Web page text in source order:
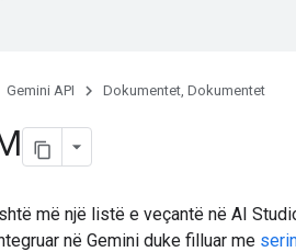
Gemini API Dokumentet, Dokumentet
më një listë e veçantë në AI
në Gemini duke filluar me